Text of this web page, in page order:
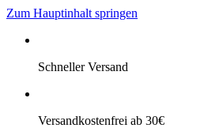
Zum Hauptinhalt springen
Schneller Versand
Versandkostenfrei ab 30€